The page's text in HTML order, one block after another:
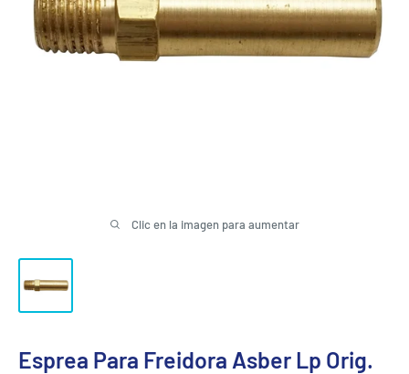
Clic en la imagen para aumentar
Esprea Para Freidora Asber Lp Orig.